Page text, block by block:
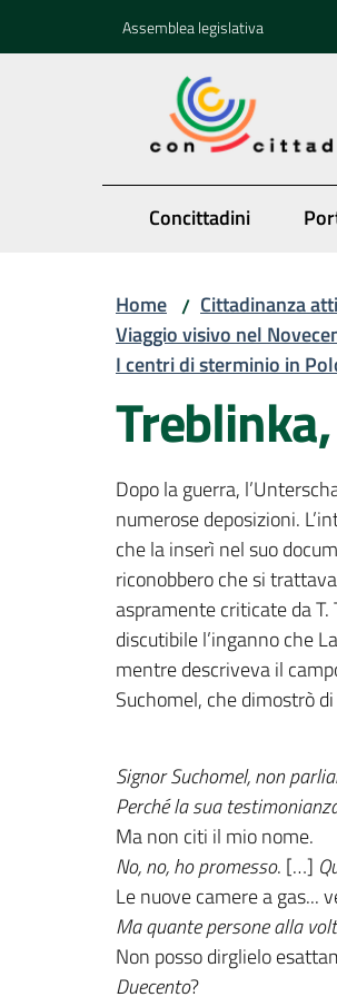
Assemblea legislativa
Concittadini
Home / Cittadinanza
Viaggio visivo nel
I centri di sterminio in
Dopo la guerra,
numerose deposizioni.
che la inserì nel suo
riconobbero che si
aspramente criticate da
discutibile l’inganno che
mentre descriveva il
Suchomel, che dimostrò
Signor Suchomel, non
Perché la sua
Ma non citi il mio nome.
No, no, ho promesso. […]
Le nuove camere a gas...
Ma quante persone alla
Non posso dirglielo
Duecento?